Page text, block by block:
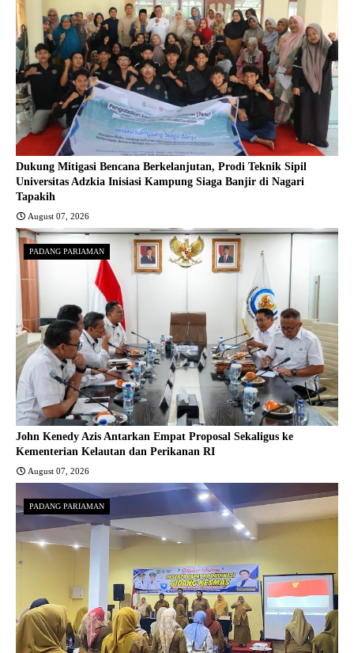
Dukung Mitigasi Bencana Berkelanjutan, Prodi Teknik Sipil
Universitas Adzkia Inisiasi Kampung Siaga Banjir di Nagari
Tapakih
August 07, 2026
PADANG PARIAMAN
John Kenedy Azis Antarkan Empat Proposal Sekaligus ke
Kementerian Kelautan dan Perikanan RI
August 07, 2026
PADANG PARIAMAN